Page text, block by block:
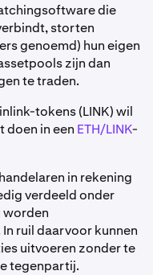
die
storten
genoemd) hun eigen
zijn dan
te traden.
tokens (LINK) wil
doen in een ETH/LINK-
in rekening
verdeeld onder
ruil daarvoor kunnen
uitvoeren zonder te
tegenpartij.